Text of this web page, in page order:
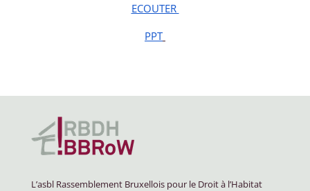
ECOUTER
PPT
L’asbl Rassemblement Bruxellois pour le Droit à l’Habitat